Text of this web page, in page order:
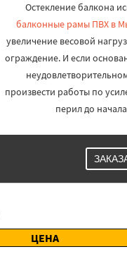
Остекление балкона
балконные рамы ПВХ в
увеличение весовой
ограждение. И если
произвести работы по
перил до
ЦЕНА